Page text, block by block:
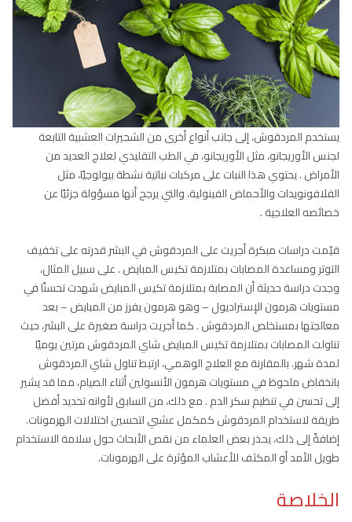
يستخدم المردقوش، إلى جانب أنواع أخرى من الشجيرات العشبية التابعة
لجنس الأوريجانو، مثل الأوريجانو، في الطب التقليدي لعلاج العديد من
الأمراض . يحتوي هذا النبات على مركبات نباتية نشطة بيولوجيًا، مثل
الفلافونويدات والأحماض الفينولية، والتي يرجح أنها مسؤولة جزئيًا عن
خصائصه العلاجية .
قيّمت دراسات مبكرة أجريت على المردقوش في البشر قدرته على تخفيف
التوتر ومساعدة المصابات بمتلازمة تكيس المبايض . على سبيل المثال،
وجدت دراسة حديثة أن المصابة بمتلازمة تكيس المبايض شهدت تحسنًا في
مستويات هرمون الإستراديول – وهو هرمون يفرز من المبايض – بعد
معالجتها بمستخلص المردقوش . كما أجريت دراسة صغيرة على البشر، حيث
تناولت المصابات بمتلازمة تكيس المبايض شاي المردقوش مرتين يوميًا
لمدة شهر. بالمقارنة مع العلاج الوهمي، ارتبط تناول شاي المردقوش
بانخفاض ملحوظ في مستويات هرمون الأنسولين أثناء الصيام، مما قد يشير
إلى تحسن في تنظيم سكر الدم . مع ذلك، من السابق لأوانه تحديد أفضل
طريقة لاستخدام المردقوش كمكمل عشبي لتحسين اختلالات الهرمونات.
إضافةً إلى ذلك، يحذر بعض العلماء من نقص الأبحاث حول سلامة الاستخدام
طويل الأمد أو المكثف للأعشاب المؤثرة على الهرمونات.
الخلاصة